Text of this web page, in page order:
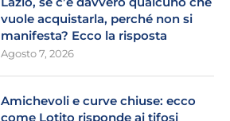
vuole acquistarla, perché non si
manifesta? Ecco la risposta
Agosto 7, 2026
Amichevoli e curve chiuse: ecco
come Lotito risponde ai tifosi